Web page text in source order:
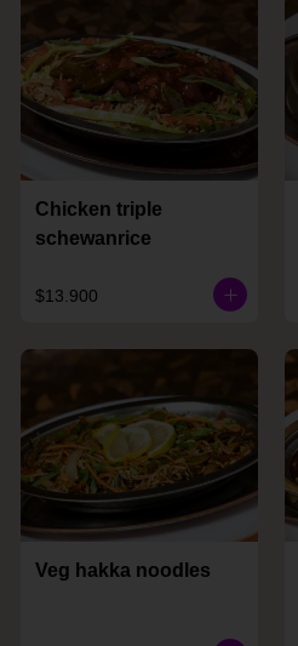
Chicken triple
schewanrice
$13.900
Veg hakka noodles